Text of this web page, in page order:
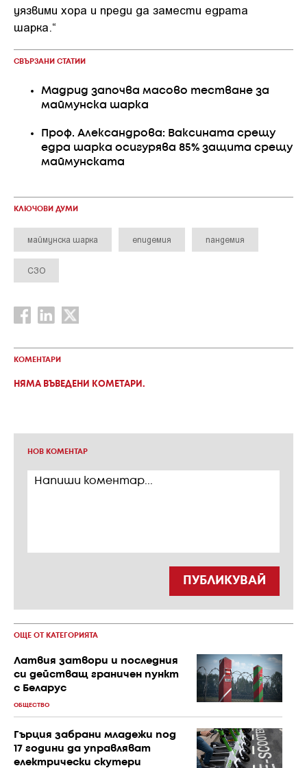
уязвими хора и преди да замести едрата
шарка.“
СВЪРЗАНИ СТАТИИ
Мадрид започва масово тестване за
маймунска шарка
Проф. Александрова: Ваксината срещу
едра шарка осигурява 85% защита срещу
маймунската
КЛЮЧОВИ ДУМИ
маймунска шарка епидемия пандемия
СЗО
КОМЕНТАРИ
НЯМА ВЪВЕДЕНИ КОМЕТАРИ.
НОВ КОМЕНТАР
ПУБЛИКУВАЙ
ОЩЕ ОТ КАТЕГОРИЯТА
Латвия затвори и последния
си действащ граничен пункт
с Беларус
ОБЩЕСТВО
Гърция забрани младежи под
17 години да управляват
електрически скутери